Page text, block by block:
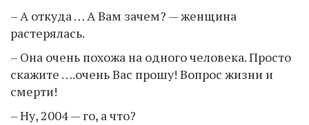
– А откуда … А Вам зачем? — женщина
растерялась.
– Она очень похожа на одного человека. Просто
скажите ….очень Вас прошу! Вопрос жизни и
смерти!
– Ну, 2004 — го, а что?